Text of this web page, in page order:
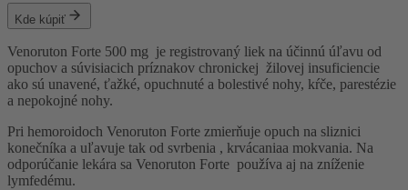
Kde kúpiť
Venoruton Forte 500 mg je registrovaný liek na účinnú úľavu od
opuchov a súvisiacich príznakov chronickej žilovej insuficiencie
ako sú unavené, ťažké, opuchnuté a bolestivé nohy, kŕče, parestézie
a nepokojné nohy.
Pri hemoroidoch Venoruton Forte zmierňuje opuch na sliznici
konečníka a uľavuje tak od svrbenia , krvácaniaa mokvania. Na
odporúčanie lekára sa Venoruton Forte používa aj na zníženie
lymfedému.